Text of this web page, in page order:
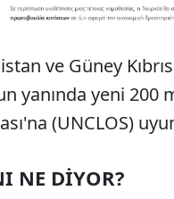
ve Güney
yanında yeni 200
(UNCLOS)
NE DİYOR?